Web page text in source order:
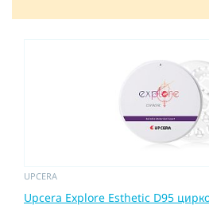
UPCERA
Upcera Explore Esthetic D95